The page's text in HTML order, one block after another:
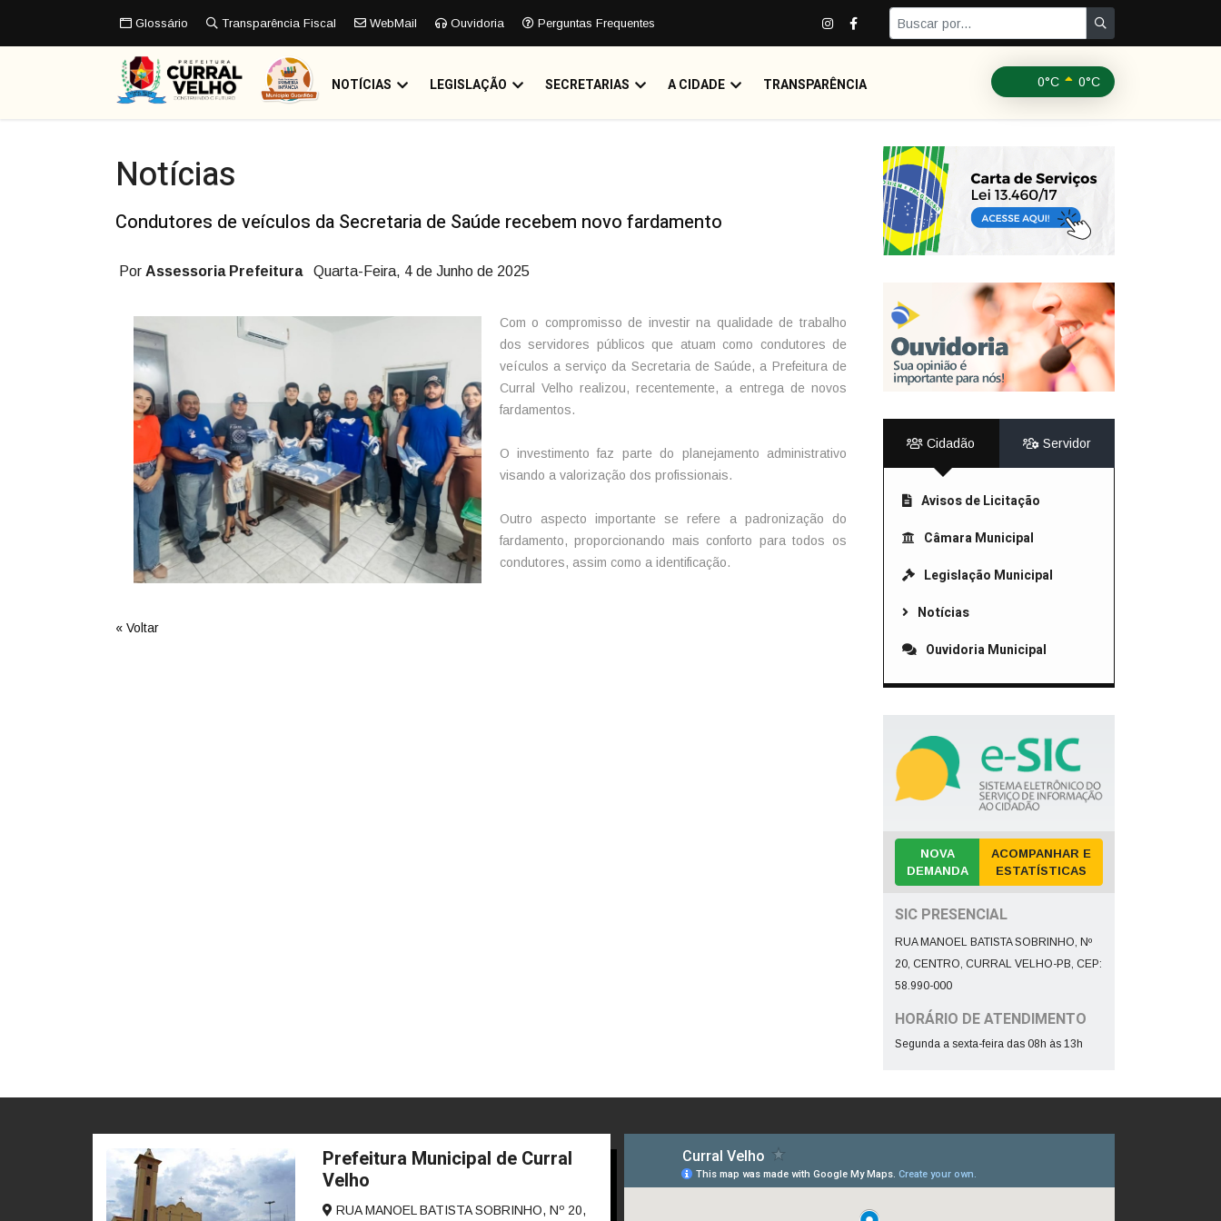
Glossário Transparência Fiscal WebMail Ouvidoria Perguntas Frequentes
0°C 0°C
NOTÍCIAS LEGISLAÇÃO SECRETARIAS A CIDADE TRANSPARÊNCIA
Notícias
Condutores de veículos da Secretaria de Saúde recebem novo fardamento
Por Assessoria Prefeitura Quarta-Feira, 4 de Junho de 2025
Com o compromisso de investir na qualidade de trabalho
dos servidores públicos que atuam como condutores de
veículos a serviço da Secretaria de Saúde, a Prefeitura de
Curral Velho realizou, recentemente, a entrega de novos
fardamentos.
O investimento faz parte do planejamento administrativo
visando a valorização dos profissionais.
Outro aspecto importante se refere a padronização do
fardamento, proporcionando mais conforto para todos os
condutores, assim como a identificação.
« Voltar
Cidadão Servidor
Avisos de Licitação
Câmara Municipal
Legislação Municipal
Notícias
Ouvidoria Municipal
NOVA
DEMANDA
ACOMPANHAR E
ESTATÍSTICAS
SIC PRESENCIAL
RUA MANOEL BATISTA SOBRINHO, Nº
20, CENTRO, CURRAL VELHO-PB, CEP:
58.990-000
HORÁRIO DE ATENDIMENTO
Segunda a sexta-feira das 08h às 13h
Prefeitura Municipal de Curral
Velho
RUA MANOEL BATISTA SOBRINHO, Nº 20,